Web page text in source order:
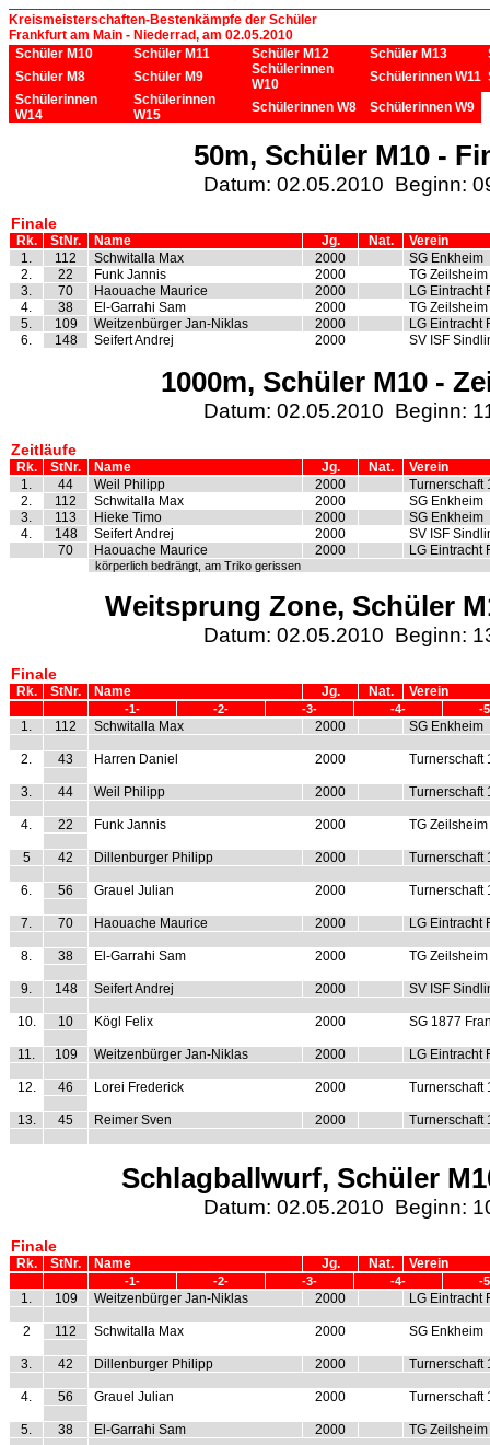
Kreismeisterschaften-Bestenkämpfe der Schüler
Frankfurt am Main - Niederrad, am 02.05.2010
Schüler M10
Schüler M11 Schüler M12 Schüler M13
Schüler M8
Schüler M9
Schülerinnen
W10
Schülerinnen W11
Schülerinnen
W14
Schülerinnen
W15
Schülerinnen W8 Schülerinnen W9
50m, Schüler M10 -
Datum: 02.05.2010 Beginn:
Finale
Rk. StNr. Name Jg. Nat.
Verein
1.
112 Schwitalla Max 2000
SG Enkheim
2.
22 Funk Jannis 2000
TG Zeilsheim
3.
70 Haouache Maurice 2000
LG Eintracht
4.
38 El-Garrahi Sam 2000
TG Zeilsheim
5.
109 Weitzenbürger Jan-Niklas 2000
LG Eintracht
6.
148 Seifert Andrej 2000 SV ISF
1000m, Schüler M10 -
Datum: 02.05.2010 Beginn:
Zeitläufe
Rk. StNr. Name Jg. Nat.
Verein
1.
44 Weil Philipp 2000
Turnerschaft
2.
112 Schwitalla Max 2000
SG Enkheim
3.
113 Hieke Timo 2000
SG Enkheim
4.
148 Seifert Andrej 2000
SV ISF
70
Haouache Maurice 2000 LG Eintracht
körperlich bedrängt, am Triko gerissen
Weitsprung Zone, Schüler
Datum: 02.05.2010 Beginn:
Finale
Rk. StNr. Name Jg. Nat. Verein
-1- -2- -3- -4- -
1. 112 Schwitalla Max 2000 SG Enkheim
2. 43 Harren Daniel 2000 Turnerschaft
3. 44 Weil Philipp 2000 Turnerschaft
4. 22 Funk Jannis 2000 TG Zeilsheim
5 42 Dillenburger Philipp 2000 Turnerschaft
6. 56 Grauel Julian 2000 Turnerschaft
7. 70 Haouache Maurice 2000 LG Eintracht
8. 38 El-Garrahi Sam 2000 TG Zeilsheim
9. 148 Seifert Andrej 2000 SV ISF
10. 10 Kögl Felix 2000 SG 1877
11. 109 Weitzenbürger Jan-Niklas 2000 LG Eintracht
12. 46 Lorei Frederick 2000 Turnerschaft
13. 45 Reimer Sven 2000 Turnerschaft
Schlagballwurf, Schüler
Datum: 02.05.2010 Beginn:
Finale
Rk. StNr. Name Jg. Nat. Verein
-1- -2- -3- -4- -
1. 109 Weitzenbürger Jan-Niklas 2000 LG Eintracht
2 112 Schwitalla Max 2000 SG Enkheim
3. 42 Dillenburger Philipp 2000 Turnerschaft
4. 56 Grauel Julian 2000 Turnerschaft
5. 38 El-Garrahi Sam 2000 TG Zeilsheim